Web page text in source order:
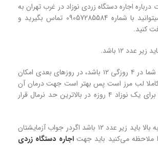
اجاره دستگاه زردی نوزاد در غرب تهران به
صورت 24 ساعته میتوانید با شماره 09057285584 تماس بگیرید و
کنید.
اگر عدد زردی نوزاد شما در ۴ روزگی ۱۲ باشد، در روزهای بعدی امکان
کاملا لب مرز است پس بهتر است جهت درمان آن
اقدام کنید. عدد ۱۲ برای یک نوزاد ۴ روزه در بالاترین حد نرمال قرار
زردی نوزاد ۵ روزه به بالا باید زیر عدد ۱۲ باشد اگردر جواب آزمایشتان
اجاره دستگاه زردی